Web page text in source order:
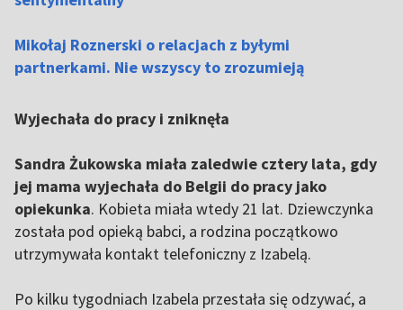
Mikołaj Roznerski o relacjach z byłymi
partnerkami. Nie wszyscy to zrozumieją
Wyjechała do pracy i zniknęła
Sandra Żukowska miała zaledwie cztery lata, gdy
jej mama wyjechała do Belgii do pracy jako
opiekunka. Kobieta miała wtedy 21 lat. Dziewczynka
została pod opieką babci, a rodzina początkowo
utrzymywała kontakt telefoniczny z Izabelą.
Po kilku tygodniach Izabela przestała się odzywać, a